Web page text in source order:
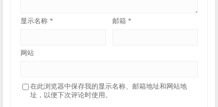
显示名称 * 邮箱 *
网站
在此浏览器中保存我的显示名称、邮箱地址和网站地
址，以便下次评论时使用。